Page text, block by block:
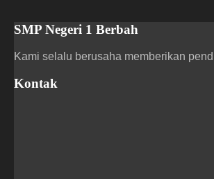
SMP Negeri 1 Berbah
Kami selalu berusaha memberikan
Kontak